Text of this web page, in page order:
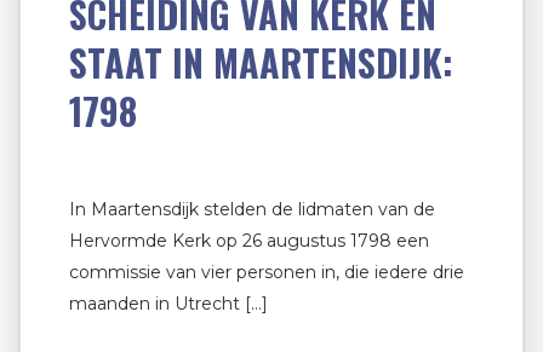
SCHEIDING VAN KERK EN
STAAT IN MAARTENSDIJK:
1798
In Maartensdijk stelden de lidmaten van de
Hervormde Kerk op 26 augustus 1798 een
commissie van vier personen in, die iedere drie
maanden in Utrecht […]